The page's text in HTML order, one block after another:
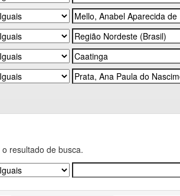
resultado de busca.